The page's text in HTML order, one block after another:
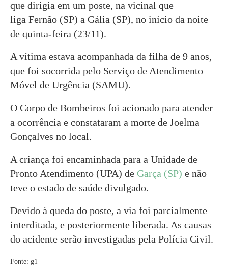
que dirigia em um poste, na vicinal que
liga Fernão (SP) a Gália (SP), no início da noite
de quinta-feira (23/11).
A vítima estava acompanhada da filha de 9 anos,
que foi socorrida pelo Serviço de Atendimento
Móvel de Urgência (SAMU).
O Corpo de Bombeiros foi acionado para atender
a ocorrência e constataram a morte de Joelma
Gonçalves no local.
A criança foi encaminhada para a Unidade de
Pronto Atendimento (UPA) de Garça (SP) e não
teve o estado de saúde divulgado.
Devido à queda do poste, a via foi parcialmente
interditada, e posteriormente liberada. As causas
do acidente serão investigadas pela Polícia Civil.
Fonte: g1